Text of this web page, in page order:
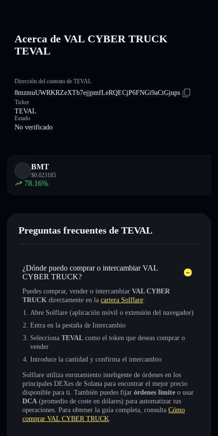
Acerca de VAL CYBER TRUCK
TEVAL
Dirección del contrato de TEVAL
8mzmuUWRKRZeXTb7ejjpmfLeRQECjP6FNGi9aCtGjups
Ticker
TEVAL
Estado
No verificado
BMT
$0.023185
78.16%
Preguntas frecuentes de TEVAL
¿Dónde puedo comprar o intercambiar VAL
CYBER TRUCK?
Puedes comprar, vender o intercambiar VAL CYBER
TRUCK directamente en la cartera Solflare:
Abre Solflare (aplicación móvil o extensión del navegador)
Entra en la pestaña de Intercambio
Selecciona TEVAL como el token que deseas comprar o
vender
Introduce la cantidad y confirma el intercambio
Solflare utiliza enrutamiento inteligente de órdenes en los
principales DEXes de Solana para encontrar el mejor precio
disponible para ti. También puedes fijar órdenes límite o usar
DCA (promedio de coste en dólares) para automatizar tus
operaciones. Para obtener la guía completa, consulta Cómo
comprar VAL CYBER TRUCK.